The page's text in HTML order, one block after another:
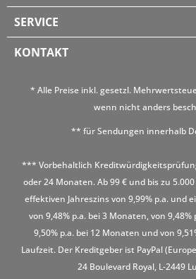
SERVICE
KONTAKT
* Alle Preise inkl. gesetzl.
wenn nicht anders
** für Sendungen innerhalb
*** Vorbehaltlich
oder 24 Monaten. Ab 99 € und bis zu
effektiven Jahreszins von 9,99% p.a. und
von 9,48% p.a. bei 3 Monaten, von
9,50% p.a. bei 12 Monaten und von
Laufzeit. Der Kreditgeber ist PayPal
24 Boulevard Royal, L-2449